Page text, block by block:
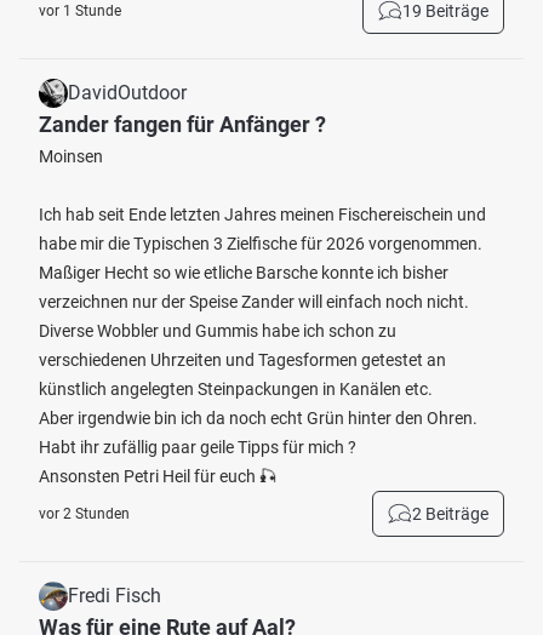
vor 1 Stunde 19 Beiträge
DavidOutdoor
Zander fangen für Anfänger ?
Moinsen
Ich hab seit Ende letzten Jahres meinen Fischereischein und
habe mir die Typischen 3 Zielfische für 2026 vorgenommen.
Maßiger Hecht so wie etliche Barsche konnte ich bisher
verzeichnen nur der Speise Zander will einfach noch nicht.
Diverse Wobbler und Gummis habe ich schon zu
verschiedenen Uhrzeiten und Tagesformen getestet an
künstlich angelegten Steinpackungen in Kanälen etc.
Aber irgendwie bin ich da noch echt Grün hinter den Ohren.
Habt ihr zufällig paar geile Tipps für mich ?
Ansonsten Petri Heil für euch 🎣
vor 2 Stunden 2 Beiträge
Fredi Fisch
Was für eine Rute auf Aal?